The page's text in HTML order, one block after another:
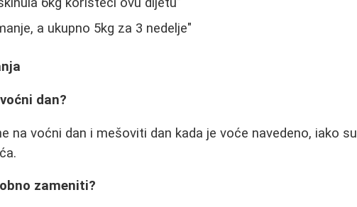
a ukupno 5kg za 3 nedelje"
dan?
na voćni dan i mešoviti dan kada je voće navedeno, iako su
zameniti?